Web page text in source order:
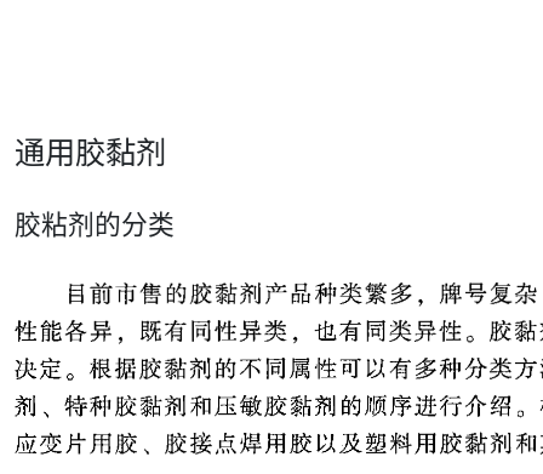
通用胶黏剂
胶粘剂的分类